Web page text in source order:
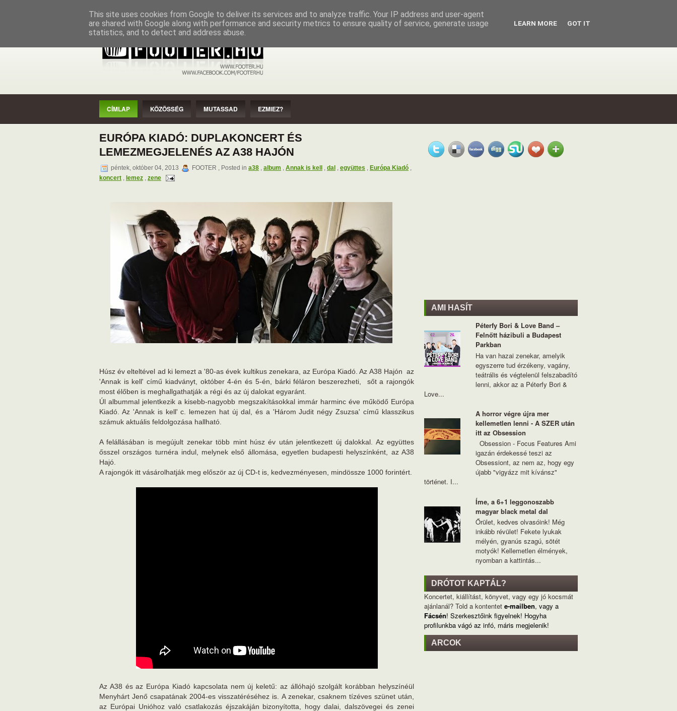
CÍMLAP KÖZÖSSÉG MUTASSAD EZMIEZ? IMPRESSZUM SZERZŐI JOGOK
CÍMLAP KÖZÖSSÉG MUTASSAD EZMIEZ?
EURÓPA KIADÓ: DUPLAKONCERT ÉS
LEMEZMEGJELENÉS AZ A38 HAJÓN
péntek, október 04, 2013 FOOTER , Posted in a38 , album , Annak is kell , dal , együttes , Európa Kiadó ,
koncert , lemez , zene
Húsz év elteltével ad ki lemezt a '80-as évek kultikus zenekara, az Európa Kiadó. Az A38 Hajón az
'Annak is kell' című kiadványt, október 4-én és 5-én, bárki féláron beszerezheti, sőt a rajongók
most élőben is meghallgathatják a régi és az új dalokat egyaránt.
Úl albummal jelentkezik a kisebb-nagyobb megszakításokkal immár harminc éve működő Európa
Kiadó. Az 'Annak is kell' c. lemezen hat új dal, és a 'Három Judit négy Zsuzsa' című klasszikus
számuk aktuális feldolgozása hallható.
A felállásában is megújult zenekar több mint húsz év után jelentkezett új dalokkal. Az együttes
ősszel országos turnéra indul, melynek első állomása, egyetlen budapesti helyszínként, az A38
Hajó.
A rajongók itt vásárolhatják meg először az új CD-t is, kedvezményesen, mindössze 1000 forintért.
Az A38 és az Európa Kiadó kapcsolata nem új keletű: az állóhajó szolgált korábban helyszínéül
Menyhárt Jenő csapatának 2004-es visszatéréséhez is. A zenekar, csaknem tízéves szünet után,
az Európai Unióhoz való csatlakozás éjszakáján bizonyította, hogy dalai, dalszövegei és zenei
AMI HASÍT
Péterfy Bori & Love Band –
Felnőtt házibuli a Budapest
Parkban
Ha van hazai zenekar, amelyik
egyszerre tud érzékeny, vagány,
teátrális és végtelenül felszabadító
lenni, akkor az a Péterfy Bori &
Love...
A horror végre újra mer
kellemetlen lenni - A SZER után
itt az Obsession
Obsession - Focus Features Ami
igazán érdekessé teszi az
Obsessiont, az nem az, hogy egy
újabb "vigyázz mit kívánsz"
történet. I...
Íme, a 6+1 leggonoszabb
magyar black metal dal
Őrület, kedves olvasóink! Még
inkább révület! Fekete lyukak
mélyén, gyanús szagú, sötét
motyók! Kellemetlen élmények,
nyomban a kattintás...
DRÓTOT KAPTÁL?
Koncertet, kiállítást, könyvet, vagy egy jó kocsmát
ajánlanál? Told a kontentet e-mailben, vagy a
Fácsén! Szerkesztőink figyelnek! Hogyha
profilunkba vágó az infó, máris megjelenik!
ARCOK
This site uses cookies from Google to deliver its services and to analyze traffic. Your IP address and user-agent
are shared with Google along with performance and security metrics to ensure quality of service, generate usage
statistics, and to detect and address abuse.
LEARN MORE GOT IT